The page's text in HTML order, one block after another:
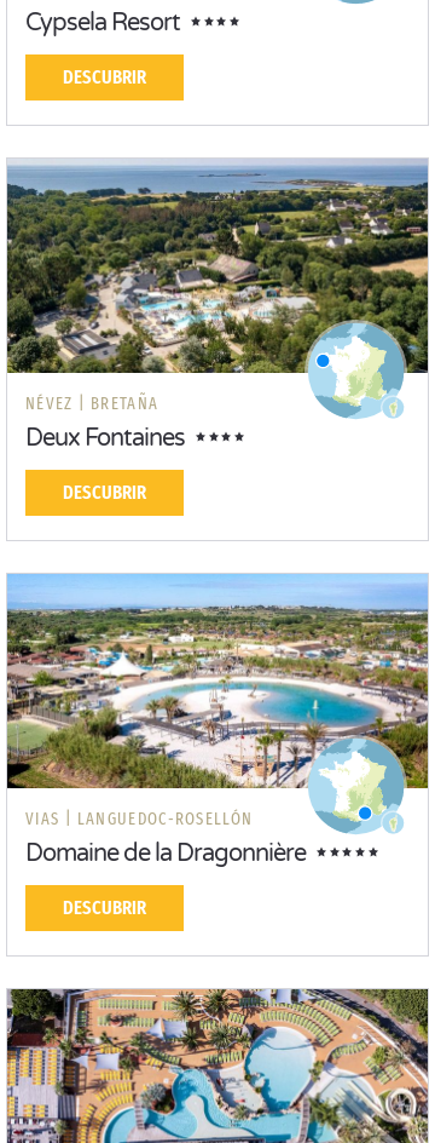
Cypsela Resort
DESCUBRIR
NÉVEZ | BRETAÑA
Deux Fontaines
DESCUBRIR
VIAS | LANGUEDOC-ROSELLÓN
Domaine de la Dragonnière
DESCUBRIR